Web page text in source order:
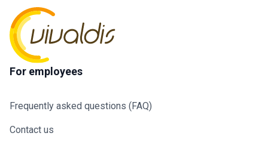
For employees
Frequently asked questions (FAQ)
Contact us